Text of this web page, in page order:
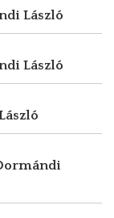
László
László